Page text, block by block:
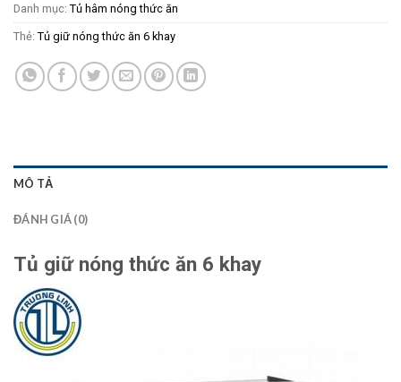
Danh mục: Tủ hâm nóng thức ăn
Thẻ: Tủ giữ nóng thức ăn 6 khay
MÔ TẢ
ĐÁNH GIÁ (0)
Tủ giữ nóng thức ăn 6 khay